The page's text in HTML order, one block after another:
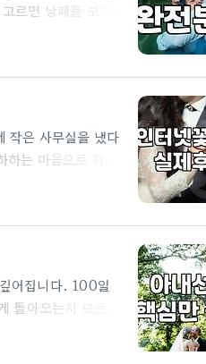
르면 낭패를 보기
이 직접 들어오지
전합니다. 뱅갈고무
작은 사무실을 냈다
는 마음으로 화환
나, 본가 내려갔을
날 뿐이었다. 그때
어집니다. 100일
아오는지 모르겠
상대방의 실질적